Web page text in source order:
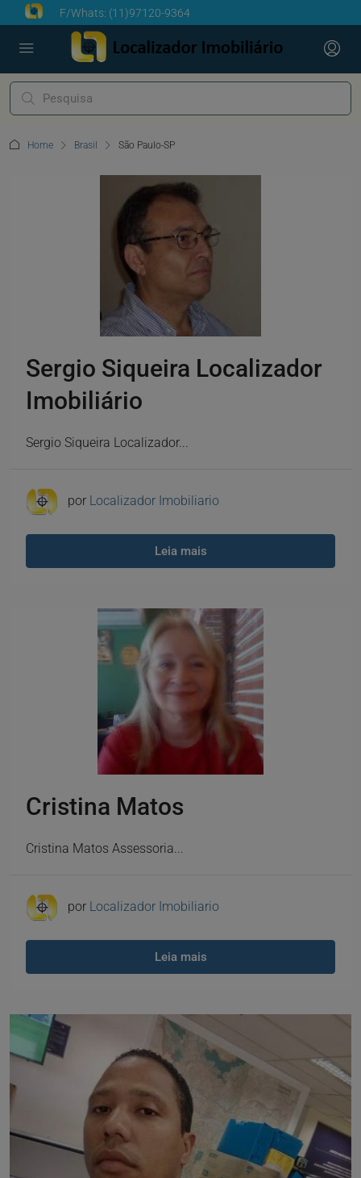
F/Whats: (11)97120-9364
Home Brasil São Paulo-SP
Sergio Siqueira Localizador
Imobiliário
Sergio Siqueira Localizador...
por Localizador Imobiliario
Leia mais
Cristina Matos
Cristina Matos Assessoria...
por Localizador Imobiliario
Leia mais